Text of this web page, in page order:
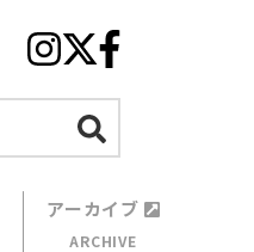
アーカイブ
ARCHIVE